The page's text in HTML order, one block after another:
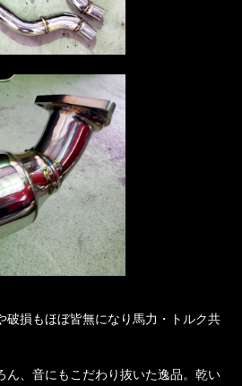
破損もほぼ皆無になり馬力・トルク共
ん、音にもこだわり抜いた逸品。乾い